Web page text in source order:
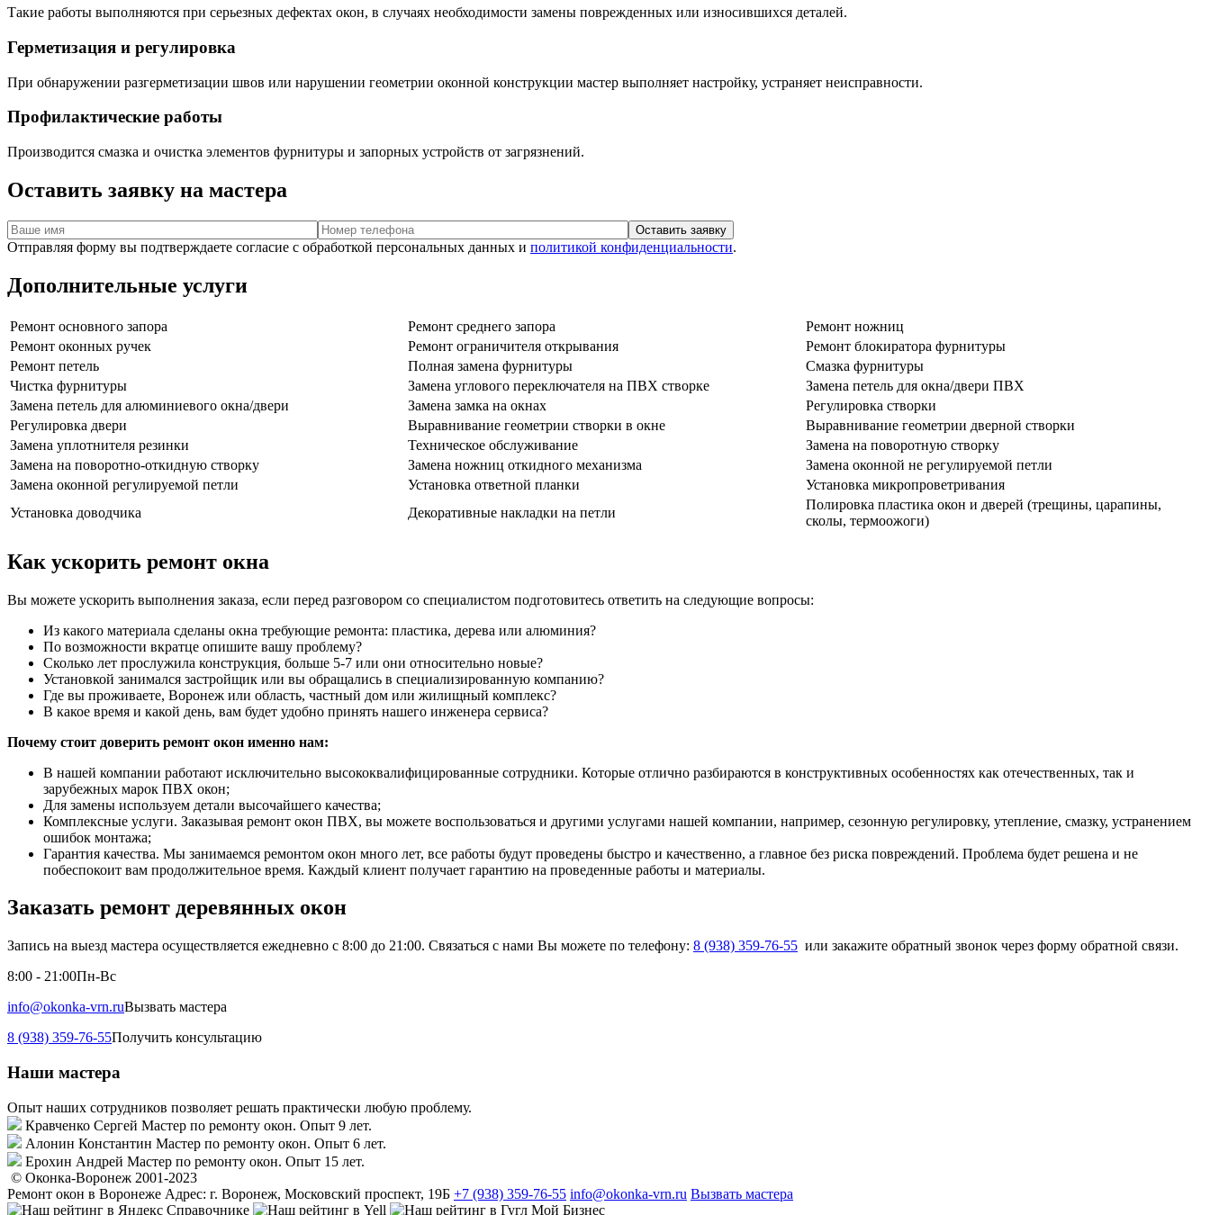
Такие работы выполняются при серьезных дефектах окон, в случаях необходимости замены поврежденных или износившихся деталей.
Герметизация и регулировка
При обнаружении разгерметизации швов или нарушении геометрии оконной конструкции мастер выполняет настройку, устраняет неисправности.
Профилактические работы
Производится смазка и очистка элементов фурнитуры и запорных устройств от загрязнений.
Оставить заявку на мастера
Отправляя форму вы подтверждаете согласие с обработкой персональных данных и политикой конфиденциальности.
Дополнительные услуги
Ремонт основного запора Ремонт среднего запора
Ремонт ножниц
Ремонт оконных ручек
Ремонт ограничителя открывания
Ремонт блокиратора фурнитуры
Ремонт петель
Полная замена фурнитуры
Смазка фурнитуры
Чистка фурнитуры
Замена углового переключателя на ПВХ створке
Замена петель для окна/двери ПВХ
Замена петель для алюминиевого окна/двери
Замена замка на окнах
Регулировка створки
Регулировка двери
Выравнивание геометрии створки в окне
Выравнивание геометрии дверной створки
Замена уплотнителя резинки
Техническое обслуживание
Замена на поворотную створку
Замена на поворотно-откидную створку
Замена ножниц откидного механизма
Замена оконной не регулируемой петли
Замена оконной регулируемой петли
Установка ответной планки
Установка микропроветривания
Установка доводчика
Декоративные накладки на петли
Полировка пластика окон и дверей (трещины, царапины,
сколы, термоожоги)
Как ускорить ремонт окна
Вы можете ускорить выполнения заказа, если перед разговором со специалистом подготовитесь ответить на следующие вопросы:
Из какого материала сделаны окна требующие ремонта: пластика, дерева или алюминия?
По возможности вкратце опишите вашу проблему?
Сколько лет прослужила конструкция, больше 5-7 или они относительно новые?
Установкой занимался застройщик или вы обращались в специализированную компанию?
Где вы проживаете, Воронеж или область, частный дом или жилищный комплекс?
В какое время и какой день, вам будет удобно принять нашего инженера сервиса?
Почему стоит доверить ремонт окон именно нам:
В нашей компании работают исключительно высококвалифицированные сотрудники. Которые отлично разбираются в конструктивных особенностях как отечественных, так и
зарубежных марок ПВХ окон;
Для замены используем детали высочайшего качества;
Комплексные услуги. Заказывая ремонт окон ПВХ, вы можете воспользоваться и другими услугами нашей компании, например, сезонную регулировку, утепление, смазку, устранением
ошибок монтажа;
Гарантия качества. Мы занимаемся ремонтом окон много лет, все работы будут проведены быстро и качественно, а главное без риска повреждений. Проблема будет решена и не
побеспокоит вам продолжительное время. Каждый клиент получает гарантию на проведенные работы и материалы.
Заказать ремонт деревянных окон
Запись на выезд мастера осуществляется ежедневно с 8:00 до 21:00. Связаться с нами Вы можете по телефону: 8 (938) 359-76-55 или закажите обратный звонок через форму обратной связи.
8:00 - 21:00Пн-Вс
info@okonka-vrn.ruВызвать мастера
8 (938) 359-76-55Получить консультацию
Наши мастера
Опыт наших сотрудников позволяет решать практически любую проблему.
Кравченко Сергей Мастер по ремонту окон. Опыт 9 лет.
Алонин Константин Мастер по ремонту окон. Опыт 6 лет.
Ерохин Андрей Мастер по ремонту окон. Опыт 15 лет.
© Оконка-Воронеж 2001-2023
Ремонт окон в Воронеже Адрес: г. Воронеж, Московский проспект, 19Б +7 (938) 359-76-55 info@okonka-vrn.ru Вызвать мастера